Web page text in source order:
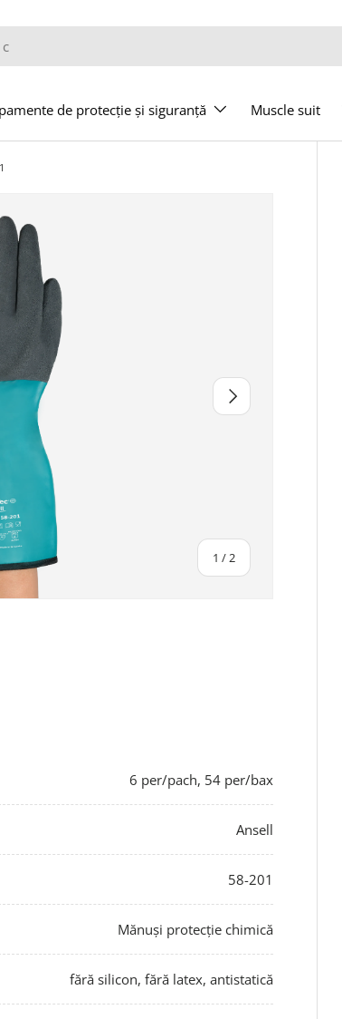
de protecție și siguranță Muscle suit
1 /din
2
Următor
6 per/pach, 54 per/bax
Ansell
58-201
Mănuși protecție chimică
fără silicon, fără latex, antistatică